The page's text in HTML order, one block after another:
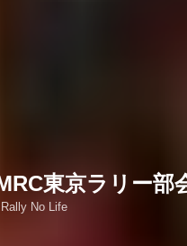
東京ラリー部
Rally No Life